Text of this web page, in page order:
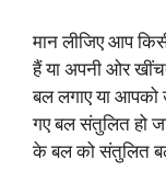
मान लीजिए आप
हैं या अपनी ओर
बल लगाए या आपको
गए बल संतुलित हो
के बल को संतुलित